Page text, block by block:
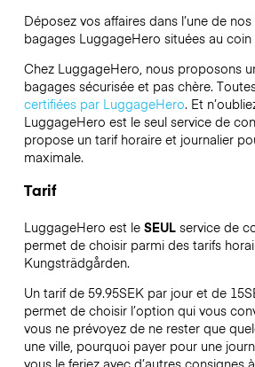
Déposez vos affaires dans l’une de
bagages LuggageHero situées au coin
Chez LuggageHero, nous proposons
bagages sécurisée et pas chère.
certifiées par LuggageHero. Et
LuggageHero est le seul service de
propose un tarif horaire et journalier
maximale.
Tarif
LuggageHero est le SEULservice de
permet de choisir parmi des tarifs
Kungsträdgården.
Un tarif de 59.95SEK par jour et de
permet de choisir l’option qui vous
vous ne prévoyez de ne rester que
une ville, pourquoi payer pour une
vous le feriez avec d’autres consignes